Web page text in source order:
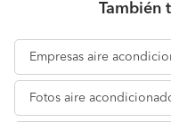
También
Empresas aire
Fotos aire